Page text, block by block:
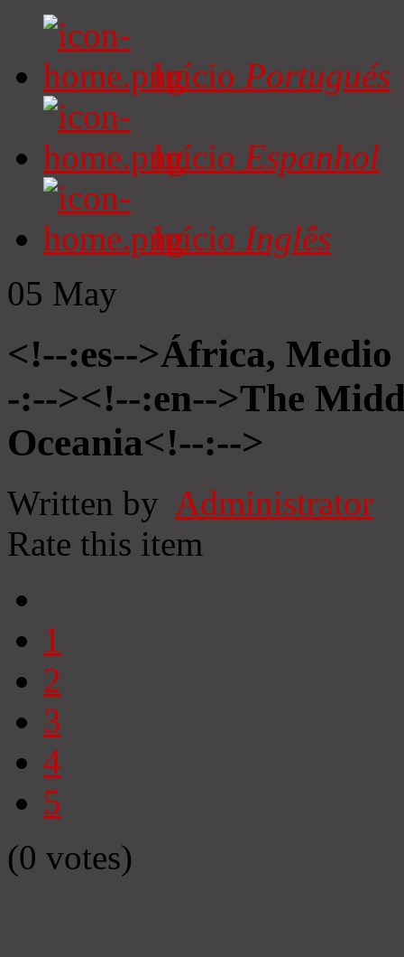
Início Portugués
Início Espanhol
Início Inglês
05 May
<!--:es-->África, Medio
-:--><!--:en-->The
Oceania<!--:-->
Written by Administrator
Rate this item
1
2
3
4
5
(0 votes)